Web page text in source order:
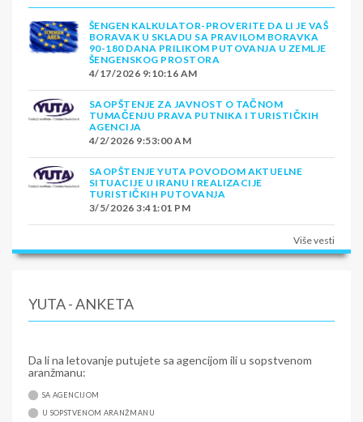
ŠENGEN KALKULATOR-PROVERITE DA LI JE VAŠ
BORAVAK U SKLADU SA PRAVILOM BORAVKA
90-180 DANA PRILIKOM PUTOVANJA U ZEMLJE
ŠENGENSKOG PROSTORA
4/17/2026 9:10:16 AM
SAOPŠTENJE ZA JAVNOST O TAČNOM
TUMAČENJU PRAVA PUTNIKA I TURISTIČKIH
AGENCIJA
4/2/2026 9:53:00 AM
SAOPŠTENJE YUTA POVODOM AKTUELNE
SITUACIJE U IRANU I REALIZACIJE
TURISTIČKIH PUTOVANJA
3/5/2026 3:41:01 PM
Više vesti
YUTA - ANKETA
Da li na letovanje putujete sa agencijom ili u sopstvenom
aranžmanu:
SA AGENCIJOM
U SOPSTVENOM ARANŽMANU